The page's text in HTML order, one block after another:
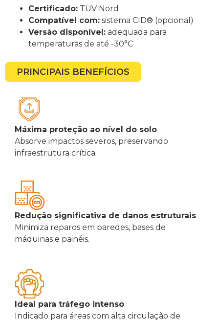
Certificado: TÜV Nord
Compatível com: sistema CID® (opcional)
Versão disponível: adequada para
temperaturas de até -30°C
PRINCIPAIS BENEFÍCIOS
Máxima proteção ao nível do solo
Absorve impactos severos, preservando
infraestrutura crítica.
Redução significativa de danos estruturais
Minimiza reparos em paredes, bases de
máquinas e painéis.
Ideal para tráfego intenso
Indicado para áreas com alta circulação de